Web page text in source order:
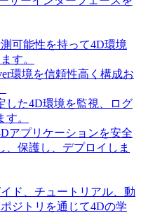
可能性を持って4D環境
す。
環境を信頼性高く構成お
した4D環境を監視、ログ
。
アプリケーションを安全
、保護し、デプロイしま
ド、チュートリアル、動
ジトリを通じて4Dの学